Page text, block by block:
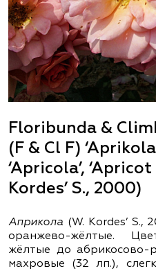
Floribunda &
(F & Cl F)
‘Apricola’,
Kordes’ S., 2000)
Априкола (W. Kordes’
оранжево-жёлтые.
жёлтые до абрикосово-
махровые (32 лп.),